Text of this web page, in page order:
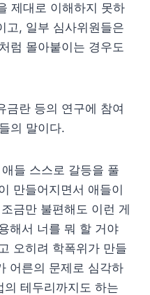
제대로 이해하지 못하
고, 일부 심사위원들은
럼 몰아붙이는 경우도
금란 등의 연구에 참여
의 말이다.
들 스스로 갈등을 풀
만들어지면서 애들이
금만 불편해도 이런 게
해서 너를 뭐 할 거야
오히려 학폭위가 만들
어른의 문제로 심각하
테두리까지도 하는